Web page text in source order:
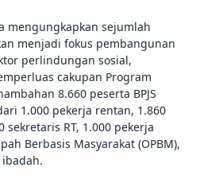
mengungkapkan sejumlah
menjadi fokus pembangunan
perlindungan sosial,
cakupan Program
8.660 peserta BPJS
1.000 pekerja rentan, 1.860
sekretaris RT, 1.000 pekerja
Berbasis Masyarakat (OPBM),